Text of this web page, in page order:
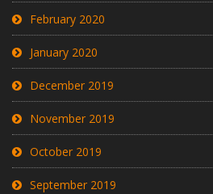
February 2020
January 2020
December 2019
November 2019
October 2019
September 2019